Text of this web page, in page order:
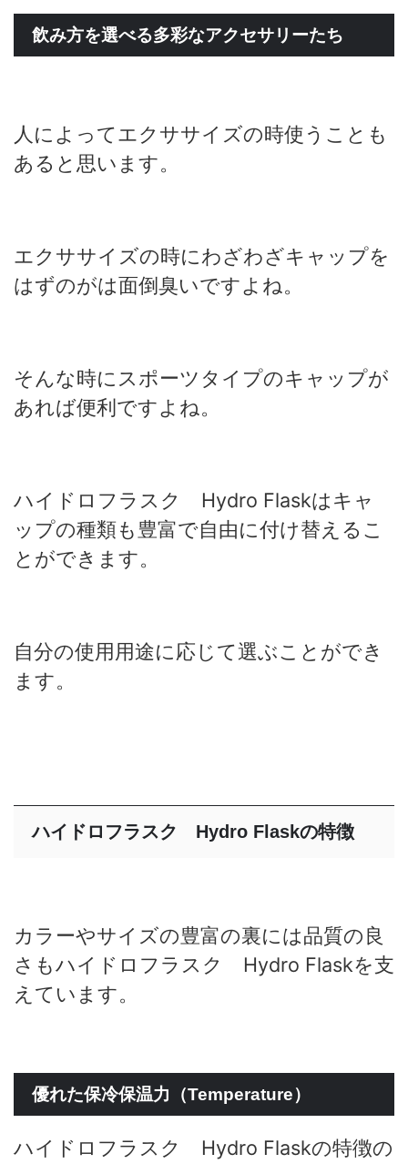
飲み方を選べる多彩なアクセサリーたち
人によってエクササイズの時使うことも
あると思います。
エクササイズの時にわざわざキャップを
はずのがは面倒臭いですよね。
そんな時にスポーツタイプのキャップが
あれば便利ですよね。
ハイドロフラスク Hydro Flaskはキャ
ップの種類も豊富で自由に付け替えるこ
とができます。
自分の使用用途に応じて選ぶことができ
ます。
ハイドロフラスク Hydro Flaskの特徴
カラーやサイズの豊富の裏には品質の良
さもハイドロフラスク Hydro Flaskを支
えています。
優れた保冷保温力（Temperature）
ハイドロフラスク Hydro Flaskの特徴の